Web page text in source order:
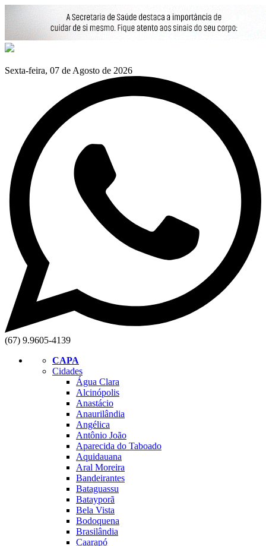
Sexta-feira, 07 de Agosto de 2026
(67) 9.9605-4139
CAPA
Cidades
Água Clara
Alcinópolis
Anastácio
Anaurilândia
Angélica
Antônio João
Aparecida do Taboado
Aquidauana
Aral Moreira
Bandeirantes
Bataguassu
Batayporã
Bela Vista
Bodoquena
Brasilândia
Caarapó